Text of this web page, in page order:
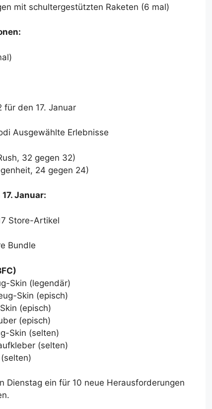
mit schultergestützten Raketen (6 mal)
32 gegen 32)
24 gegen 24)
Januar:
Skin (legendär)
Skin (episch)
(episch)
(episch)
Skin (selten)
(selten)
Dienstag ein für 10 neue Herausforderungen